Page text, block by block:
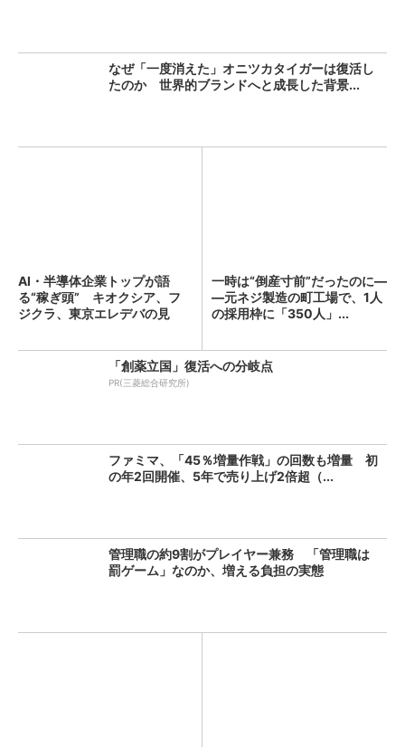
なぜ「一度消えた」オニツカタイガーは復活し
たのか 世界的ブランドへと成長した背景...
AI・半導体企業トップが語
る“稼ぎ頭” キオクシア、フ
ジクラ、東京エレデバの見
一時は“倒産寸前”だったのに―
―元ネジ製造の町工場で、1人
の採用枠に「350人」...
「創薬立国」復活への分岐点
PR(三菱総合研究所)
ファミマ、「45％増量作戦」の回数も増量 初
の年2回開催、5年で売り上げ2倍超（...
管理職の約9割がプレイヤー兼務 「管理職は
罰ゲーム」なのか、増える負担の実態